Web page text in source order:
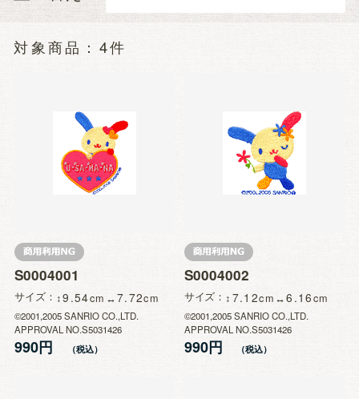
4件
S0004001
サイズ 9.54 7.72
©2001,2005 SANRIO CO.,LTD.
APPROVAL NO.S5031426
990円
S0004002
サイズ 7.12 6.16
©2001,2005 SANRIO CO.,LTD.
APPROVAL NO.S5031426
990円